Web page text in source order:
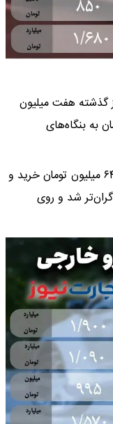
گذشته هفت میلیون
۹۵۰ میلیون تومان به بنگاه‌های
ساینا اتوماتیک که در روز گذشته با قیمت ۶۴۳ میلیون تومان خرید و
تومان گران‌تر شد و روی